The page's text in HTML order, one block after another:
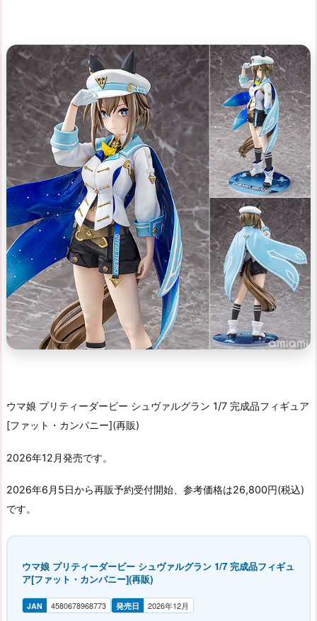
ウマ娘 プリティーダービー シュヴァルグラン 1/7 完成品フィギュア
[ファット・カンパニー](再販)
2026年12月発売です。
2026年6月5日から再販予約受付開始、参考価格は26,800円(税込)
です。
ウマ娘 プリティーダービー シュヴァルグラン 1/7 完成品フィギュ
ア[ファット・カンパニー](再販)
JAN 4580678968773 発売日 2026年12月